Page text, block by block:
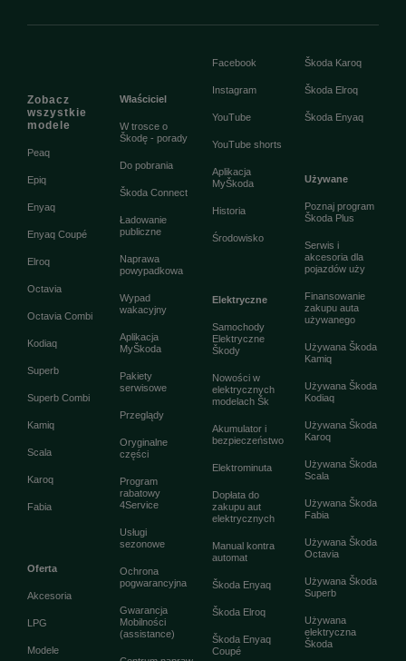
Zobacz
wszystkie
modele
Peaq
Epiq
Enyaq
Enyaq Coupé
Elroq
Octavia
Octavia Combi
Kodiaq
Superb
Superb Combi
Kamiq
Scala
Karoq
Fabia
Oferta
Akcesoria
LPG
Modele
Właściciel
W trosce o
Škodę - porady
Do pobrania
Škoda Connect
Ładowanie
publiczne
Naprawa
powypadkowa
Wypad
wakacyjny
Aplikacja
MyŠkoda
Pakiety
serwisowe
Przeglądy
Oryginalne
części
Program
rabatowy
4Service
Usługi
sezonowe
Ochrona
pogwarancyjna
Gwarancja
Mobilności
(assistance)
Facebook
Instagram
YouTube
YouTube shorts
Aplikacja
MyŠkoda
Historia
Środowisko
Elektryczne
Samochody
Elektryczne
Škody
Nowości w
elektrycznych
modelach Šk
Akumulator i
bezpieczeństwo
Elektrominuta
Dopłata do
zakupu aut
elektrycznych
Manual kontra
automat
Škoda Enyaq
Škoda Elroq
Škoda Enyaq
Coupé
Škoda Karoq
Škoda Elroq
Škoda Enyaq
Używane
Poznaj program
Škoda Plus
Serwis i
akcesoria dla
pojazdów uży
Finansowanie
zakupu auta
używanego
Używana Škoda
Kamiq
Używana Škoda
Kodiaq
Używana Škoda
Karoq
Używana Škoda
Scala
Używana Škoda
Fabia
Używana Škoda
Octavia
Używana Škoda
Superb
Używana
elektryczna
Škoda